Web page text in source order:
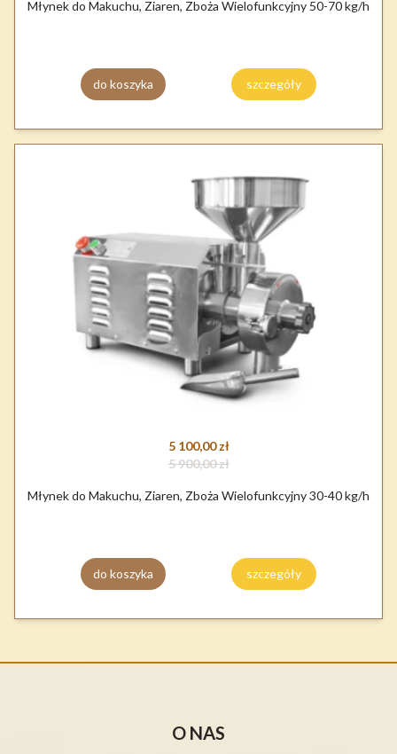
Młynek do Makuchu, Ziaren, Zboża Wielofunkcyjny 50-70 kg/h
do koszyka szczegóły
5 100,00 zł
5 900,00 zł
Młynek do Makuchu, Ziaren, Zboża Wielofunkcyjny 30-40 kg/h
do koszyka szczegóły
O NAS